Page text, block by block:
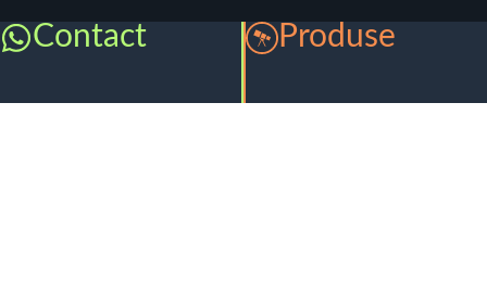
Contact Produse